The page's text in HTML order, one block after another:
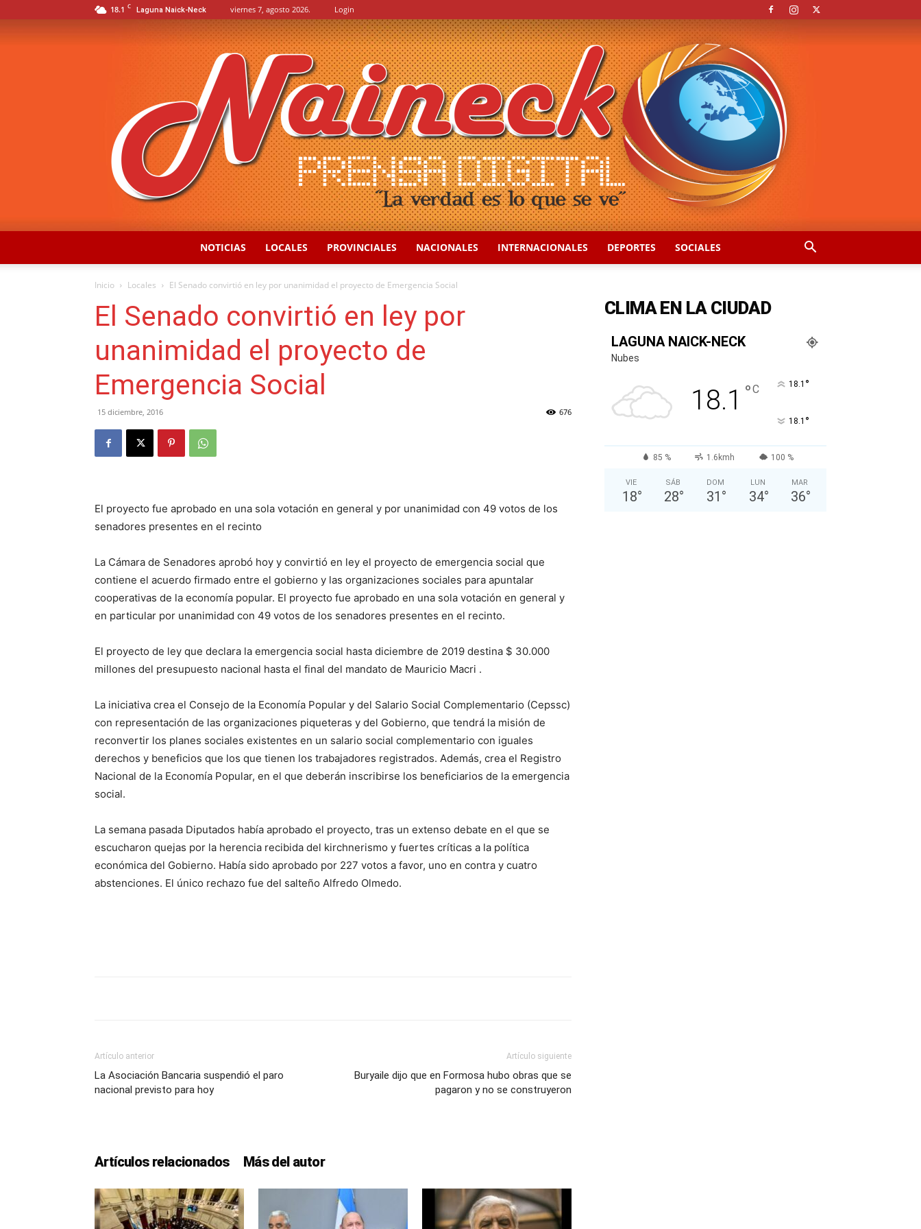
18.1 C Laguna Naick-Neck viernes 7, agosto 2026. Login
La
que
NOTICIAS LOCALES PROVINCIALES NACIONALES INTERNACIONALES DEPORTES SOCIALES
Inicio Locales El Senado convirtió en ley por unanimidad el proyecto de Emergencia Social
El Senado convirtió en ley por
unanimidad el proyecto de
Emergencia Social
15 diciembre, 2016 676
El proyecto fue aprobado en una sola votación en general y por unanimidad con 49 votos de los
senadores presentes en el recinto
La Cámara de Senadores aprobó hoy y convirtió en ley el proyecto de emergencia social que
contiene el acuerdo firmado entre el gobierno y las organizaciones sociales para apuntalar
cooperativas de la economía popular. El proyecto fue aprobado en una sola votación en general y
en particular por unanimidad con 49 votos de los senadores presentes en el recinto.
El proyecto de ley que declara la emergencia social hasta diciembre de 2019 destina $ 30.000
millones del presupuesto nacional hasta el final del mandato de Mauricio Macri .
La iniciativa crea el Consejo de la Economía Popular y del Salario Social Complementario (Cepssc)
con representación de las organizaciones piqueteras y del Gobierno, que tendrá la misión de
reconvertir los planes sociales existentes en un salario social complementario con iguales
derechos y beneficios que los que tienen los trabajadores registrados. Además, crea el Registro
Nacional de la Economía Popular, en el que deberán inscribirse los beneficiarios de la emergencia
social.
La semana pasada Diputados había aprobado el proyecto, tras un extenso debate en el que se
escucharon quejas por la herencia recibida del kirchnerismo y fuertes críticas a la política
económica del Gobierno. Había sido aprobado por 227 votos a favor, uno en contra y cuatro
abstenciones. El único rechazo fue del salteño Alfredo Olmedo.
Artículo anterior
La Asociación Bancaria suspendió el paro
nacional previsto para hoy
Artículo siguiente
Buryaile dijo que en Formosa hubo obras que se
pagaron y no se construyeron
Artículos relacionados Más del autor
CLIMA EN LA CIUDAD
LAGUNA NAICK-NECK
Nubes
18.1 °C 18.1 °
18.1 °
85 % 1.6kmh 100 %
VIE
18°
SÁB
28°
DOM
31 °
LUN
34°
MAR
36°